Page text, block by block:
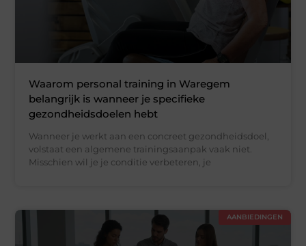
Waarom personal training in Waregem
belangrijk is wanneer je specifieke
gezondheidsdoelen hebt
Wanneer je werkt aan een concreet gezondheidsdoel,
volstaat een algemene trainingsaanpak vaak niet.
Misschien wil je je conditie verbeteren, je
AANBIEDINGEN